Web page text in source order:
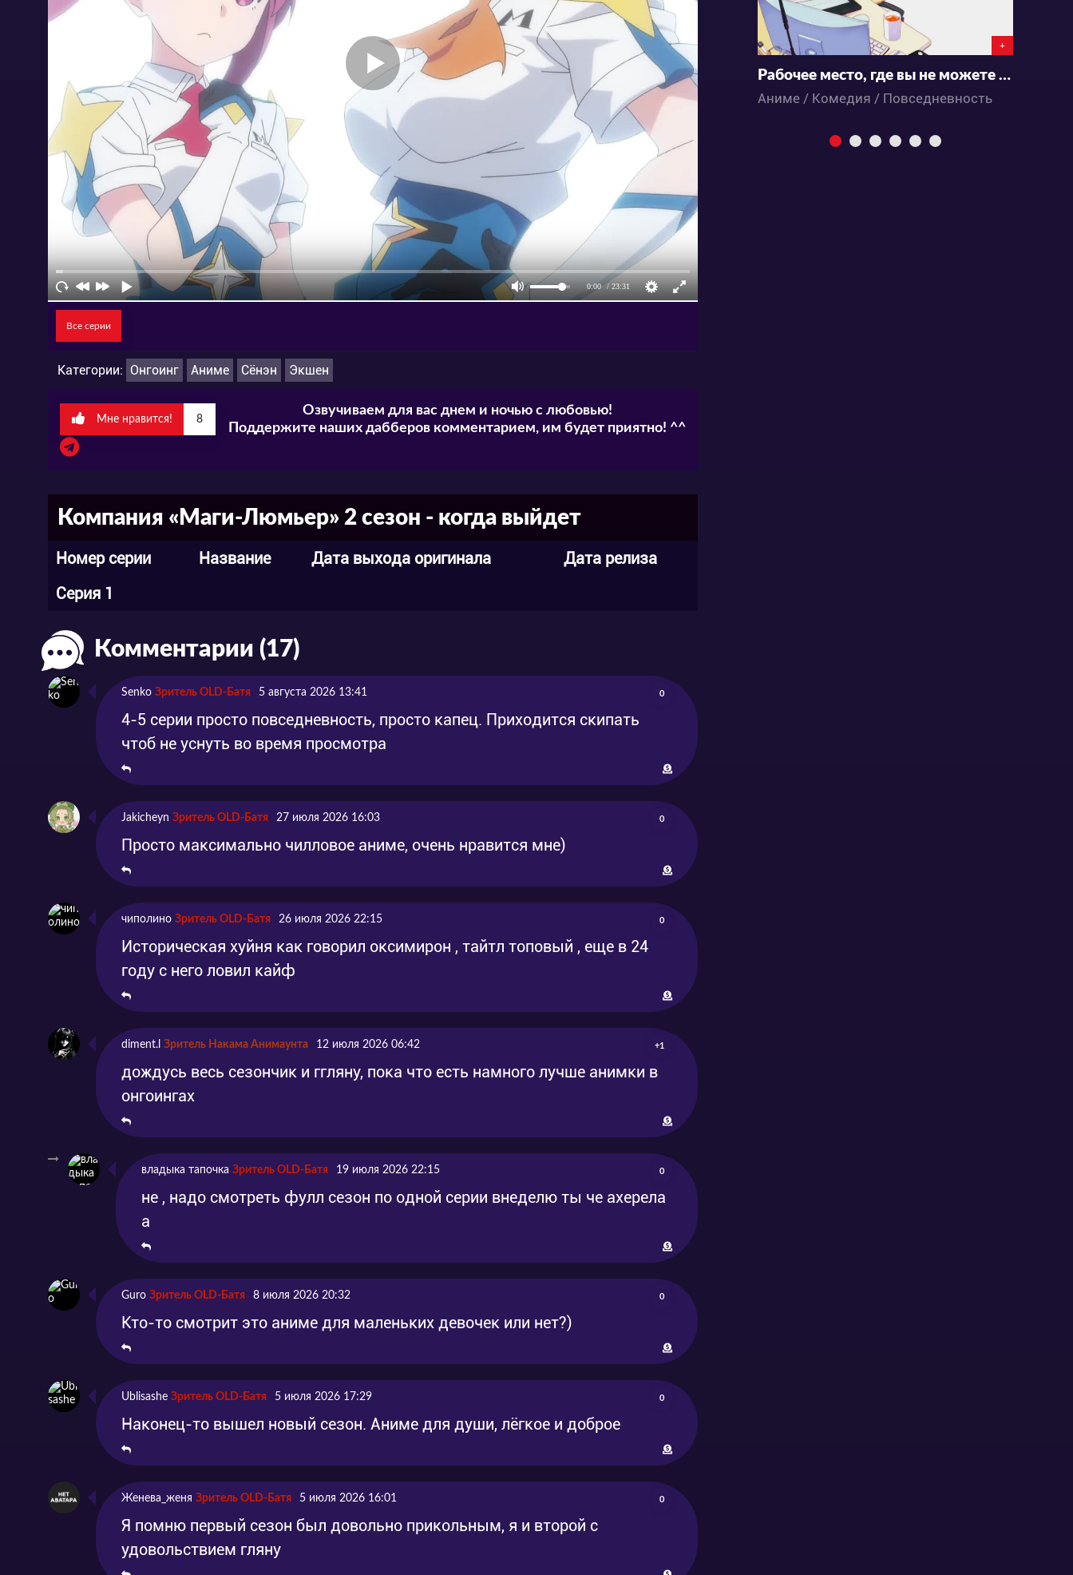
Все серии
Категории: Онгоинг Аниме Сёнэн Экшен
Мне нравится! 8
Озвучиваем для вас днем и ночью с любовью!
Поддержите наших дабберов комментарием, им будет приятно! ^^
Компания «Маги-Люмьер» 2 сезон - когда выйдет
Номер серии Название Дата выхода оригинала
Дата релиза
Серия 1
Комментарии (17)
Senko Зритель OLD-Батя 5 августа 2026 13:41 0
4-5 серии просто повседневность, просто капец. Приходится скипать
чтоб не уснуть во время просмотра
Jakicheyn Зритель OLD-Батя 27 июля 2026 16:03 0
Просто максимально чилловое аниме, очень нравится мне)
чиполино Зритель OLD-Батя 26 июля 2026 22:15 0
Историческая хуйня как говорил оксимирон , тайтл топовый , еще в 24
году с него ловил кайф
diment.l Зритель Накама Анимаунта 12 июля 2026 06:42 +1
дождусь весь сезончик и ггляну, пока что есть намного лучше анимки в
онгоингах
владыка тапочка Зритель OLD-Батя 19 июля 2026 22:15 0
не , надо смотреть фулл сезон по одной серии внеделю ты че ахерела
а
Guro Зритель OLD-Батя 8 июля 2026 20:32 0
Кто-то смотрит это аниме для маленьких девочек или нет?)
Ublisashe Зритель OLD-Батя 5 июля 2026 17:29 0
Наконец-то вышел новый сезон. Аниме для души, лёгкое и доброе
Женева_женя Зритель OLD-Батя 5 июля 2026 16:01 0
Я помню первый сезон был довольно прикольным, я и второй с
удовольствием гляну
+
Рабочее место, где вы не можете не улыбаться
Аниме / Комедия / Повседневность